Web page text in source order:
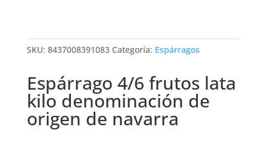
SKU: 8437008391083 Categoría: Espárragos
Espárrago 4/6 frutos lata
kilo denominación de
origen de navarra